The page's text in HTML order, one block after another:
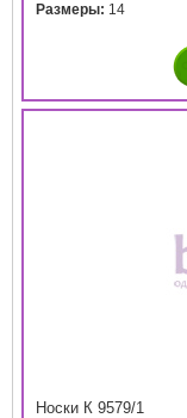
Размеры: 14
Носки К 9579/1